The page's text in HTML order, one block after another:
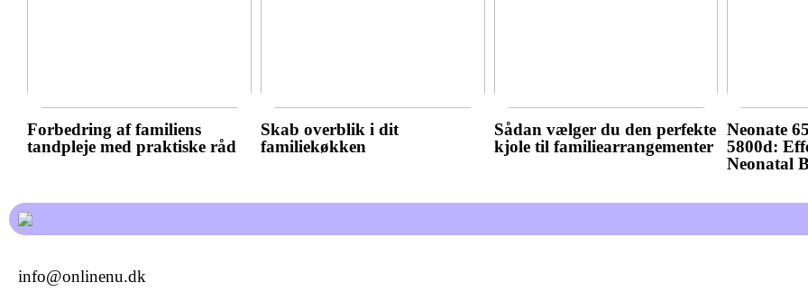
Forbedring af familiens
tandpleje med praktiske råd
Skab overblik i dit
familiekøkken
Sådan vælger du den perfekte
kjole til familiearrangementer
Neonate
5800d:
Neonatal
info@onlinenu.dk